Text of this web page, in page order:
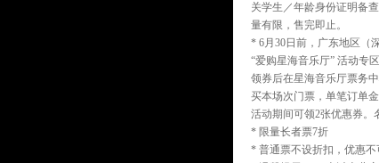
关学生／年龄身份证明备
量有限，售完即止。
* 6月30日前，广东地区（
“爱购星海音乐厅” 活动专
领券后在星海音乐厅票务
买本场次门票，单笔订单
活动期间可领2张优惠券。
* 限量长者票7折
* 普通票不设折扣，优惠不